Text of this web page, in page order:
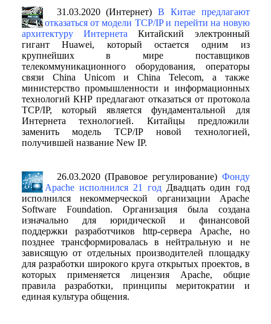
31.03.2020 (Интернет) В Китае предлагают
отказаться от модели TCP/IP и перейти на новую
архитектуру Интернета Китайский электронный
гигант Huawei, который остается одним из
крупнейших в мире поставщиков
телекоммуникационного оборудования, операторы
связи China Unicom и China Telecom, а также
министерство промышленности и информационных
технологий КНР предлагают отказаться от протокола
TCP/IP, который является фундаментальной для
Интернета технологией. Китайцы предложили
заменить модель TCP/IP новой технологией,
получившей название New IP.
26.03.2020 (Правовое регулирование) Фонду
Apache исполнился 21 год Двадцать один год
исполнился некоммерческой организации Apache
Software Foundation. Организация была создана
изначально для юридической и финансовой
поддержки разработчиков http-сервера Apache, но
позднее трансформировалась в нейтральную и не
зависящую от отдельных производителей площадку
для разработки широкого круга открытых проектов, в
которых применяется лицензия Apache, общие
правила разработки, принципы меритократии и
единая культура общения.